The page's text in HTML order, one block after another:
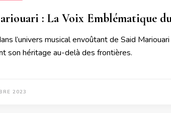
: La Voix Emblématique
l’univers musical envoûtant de Said
son héritage au-delà des frontières.
2023